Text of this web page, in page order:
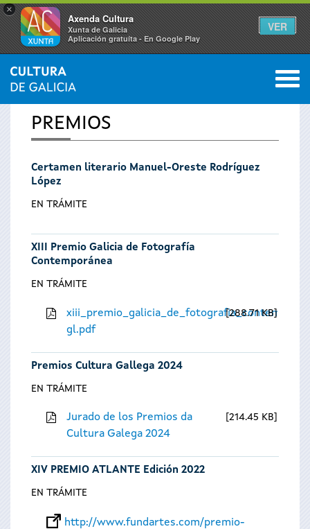
×
Axenda Cultura
Xunta de Galicia
Aplicación gratuíta - En Google Play
VER
Se
encuentra
usted
aquí
INICIO 0
PREMIOS
Certamen literario Manuel-Oreste Rodríguez
López
EN TRÁMITE
XIII Premio Galicia de Fotografía
Contemporánea
EN TRÁMITE
gl.pdf
288.71 KB
Premios Cultura Gallega 2024
EN TRÁMITE
Jurado de los Premios da
Cultura Galega 2024
214.45 KB
XIV PREMIO ATLANTE Edición 2022
EN TRÁMITE
http://www.fundartes.com/premio-